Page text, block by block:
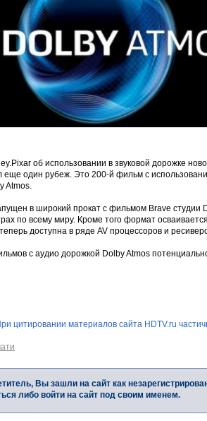
об использовании в звуковой дорожке
один рубеж. Это 200-й фильм с
Atmos.
в широкий прокат с фильмом Brave студии
по всему миру. Кроме того формат
доступна в ряде AV процессоров и
с аудио дорожкой Dolby Atmos
цитировании материалов сайта HDTV.ru
Вы зашли на сайт как
либо войти на сайт под своим именем.